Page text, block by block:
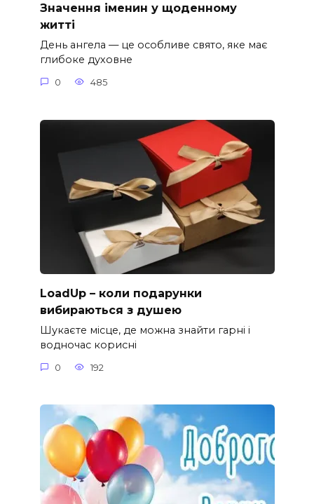
Значення іменин у щоденному
житті
День ангела — це особливе свято, яке має
глибоке духовне
0 485
LoadUp – коли подарунки
вибираються з душею
Шукаєте місце, де можна знайти гарні і
водночас корисні
0 192